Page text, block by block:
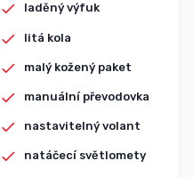
laděný výfuk
litá kola
malý kožený paket
manuální převodovka
nastavitelný volant
natáčecí světlomety